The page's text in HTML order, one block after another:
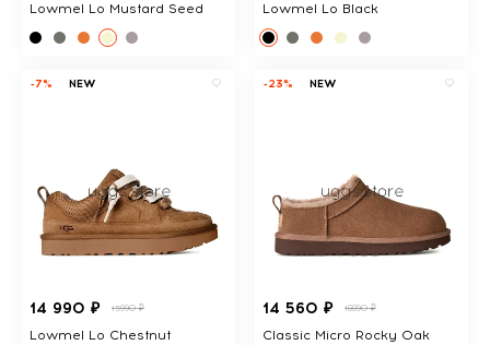
Lowmel Lo Mustard Seed Lowmel Lo Black
-7% NEW
14 990 ₽ 15990 ₽
Lowmel Lo Chestnut
-23% NEW
14 560 ₽ 18890 ₽
Classic Micro Rocky Oak